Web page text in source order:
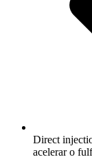
Direct
acelerar o